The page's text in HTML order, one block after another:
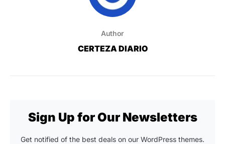
Author
CERTEZA DIARIO
Sign Up for Our Newsletters
Get notified of the best deals on our WordPress themes.